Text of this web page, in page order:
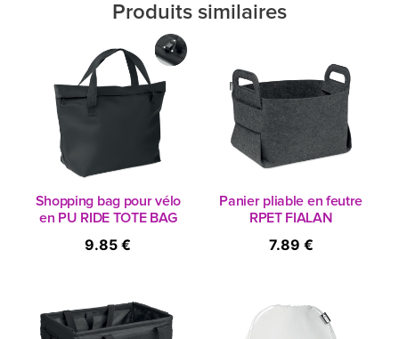
Produits similaires
Shopping bag pour vélo
en PU RIDE TOTE BAG
9.85 €
Panier pliable en feutre
RPET FIALAN
7.89 €